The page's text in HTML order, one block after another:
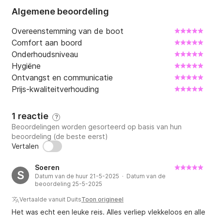
- Mediterraans menu (pasta met garnalen in
tomatensaus, Griekse salade)
- Vers seizoensfruit
- Frisdranken, water, witte wijn, bier
- 2 x SUP (Stand Up Paddleboard)
- Ruim voldoende snorkeluitrusting
- Hengels
- Ophalen en afzetten bij het hotel
- Strandhanddoeken
HOOGTEPUNTEN VAN DE ZEILBOOT
- Model: Beneteau Oceanis 48 / Gebouwd in 2017 /
Uitgebreid gerenoveerd in 2025 en 2026 (nieuwe
pijpafsluiters, nieuwe boegschroef, nieuwe ankerlier,
Algemene beoordeling
Overeenstemming van de boot
Comfort aan boord
Onderhoudsniveau
Hygiëne
Ontvangst en communicatie
Prijs-kwaliteitverhouding
1 reactie ?
Beoordelingen worden gesorteerd op basis van hun
beoordeling (de beste eerst)
Vertalen
S
Soeren
Datum van de huur 21-5-2025 · Datum van de
beoordeling 25-5-2025
Vertaalde vanuit DuitsToon origineel
Het was echt een leuke reis. Alles verliep vlekkeloos en alle